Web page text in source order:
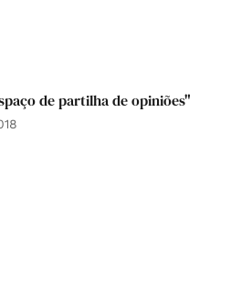
de partilha de opiniões"